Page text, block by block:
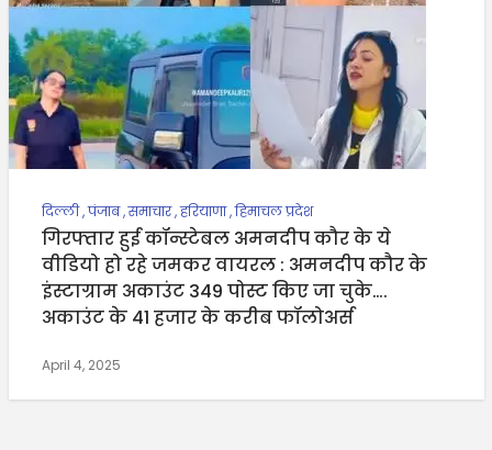
दिल्ली,पंजाब,समाचार,हरियाणा,हिमाचल प्रदेश
गिरफ्तार हुई कॉन्स्टेबल अमनदीप कौर के ये
वीडियो हो रहे जमकर वायरल : अमनदीप कौर के
इंस्टाग्राम अकाउंट 349 पोस्ट किए जा चुके….
अकाउंट के 41 हजार के करीब फॉलोअर्स
April 4, 2025